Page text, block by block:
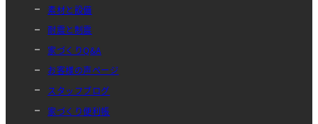
素材と設備
耐震と制震
家づくりQ&A
お客様の声ページ
スタッフブログ
家づくり便利帳